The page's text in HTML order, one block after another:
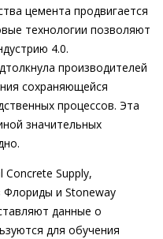
цемента продвигается
технологии позволяют
4.0.
производителей
сохраняющейся
процессов. Эта
значительных
Supply,
Флориды и Stoneway
данные о
для обучения